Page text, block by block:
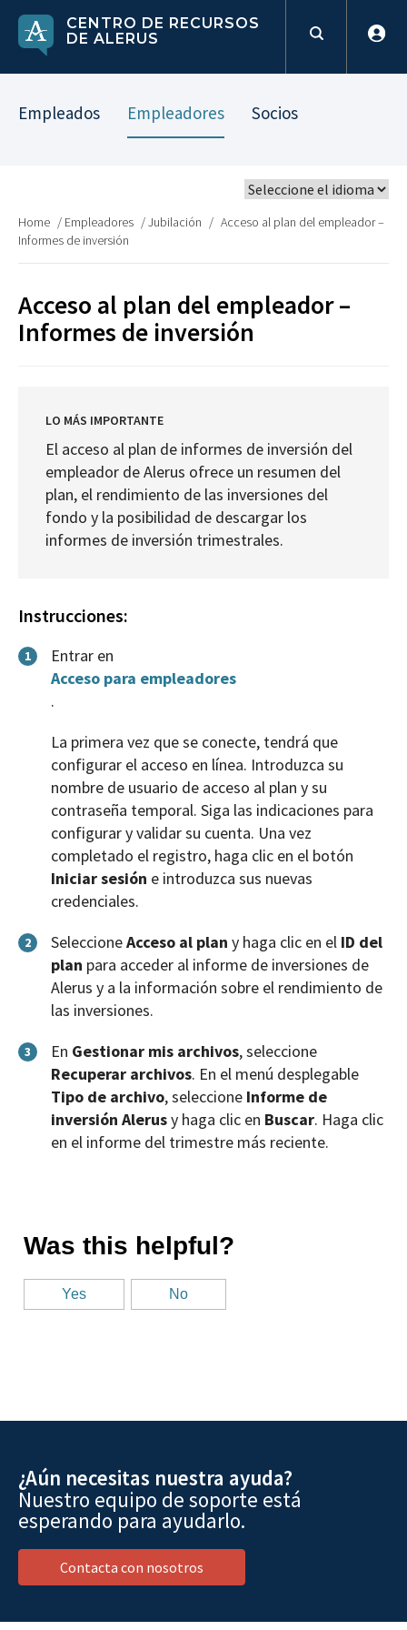
CENTRO DE RECURSOS
DE ALERUS
Empleados Empleadores Socios
Home / Empleadores /Jubilación / Acceso al plan del empleador –
Informes de inversión
Acceso al plan del empleador –
Informes de inversión
LO MÁS IMPORTANTE
El acceso al plan de informes de inversión del
empleador de Alerus ofrece un resumen del
plan, el rendimiento de las inversiones del
fondo y la posibilidad de descargar los
informes de inversión trimestrales.
Instrucciones:
1
Entrar en
Acceso para empleadores
.
La primera vez que se conecte, tendrá que
configurar el acceso en línea. Introduzca su
nombre de usuario de acceso al plan y su
contraseña temporal. Siga las indicaciones para
configurar y validar su cuenta. Una vez
completado el registro, haga clic en el botón
Iniciar sesión e introduzca sus nuevas
credenciales.
2 SeleccioneAcceso al plan y haga clic en el ID del
plan para acceder al informe de inversiones de
Alerus y a la información sobre el rendimiento de
las inversiones.
3 En Gestionar mis archivos, seleccione
Recuperar archivos. En el menú desplegable
Tipo de archivo, seleccione Informe de
inversión Alerusy haga clic en Buscar. Haga clic
en el informe del trimestre más reciente.
¿Aún necesitas nuestra ayuda?
Nuestro equipo de soporte está
esperando para ayudarlo.
Contacta con nosotros